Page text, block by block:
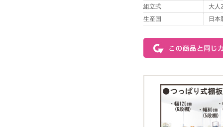
組立式
大人
生産国
日本